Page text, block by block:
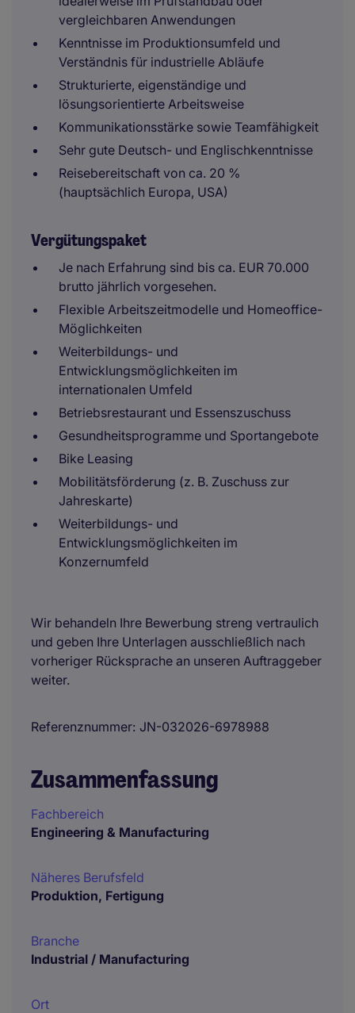
vergleichbaren Anwendungen
Kenntnisse im Produktionsumfeld und
Verständnis für industrielle Abläufe
Strukturierte, eigenständige und
lösungsorientierte Arbeitsweise
Kommunikationsstärke sowie Teamfähigkeit
Sehr gute Deutsch- und Englischkenntnisse
Reisebereitschaft von ca. 20 %
(hauptsächlich Europa, USA)
Vergütungspaket
Je nach Erfahrung sind bis ca. EUR 70.000
brutto jährlich vorgesehen.
Flexible Arbeitszeitmodelle und Homeoffice-
Möglichkeiten
Weiterbildungs- und
Entwicklungsmöglichkeiten im
internationalen Umfeld
Betriebsrestaurant und Essenszuschuss
Gesundheitsprogramme und Sportangebote
Bike Leasing
Mobilitätsförderung (z. B. Zuschuss zur
Jahreskarte)
Weiterbildungs- und
Entwicklungsmöglichkeiten im
Konzernumfeld
Wir behandeln Ihre Bewerbung streng vertraulich
und geben Ihre Unterlagen ausschließlich nach
vorheriger Rücksprache an unseren Auftraggeber
weiter.
Referenznummer JN-032026-6978988
Zusammenfassung
Fachbereich
Engineering & Manufacturing
Näheres Berufsfeld
Produktion, Fertigung
Branche
Industrial / Manufacturing
Ort